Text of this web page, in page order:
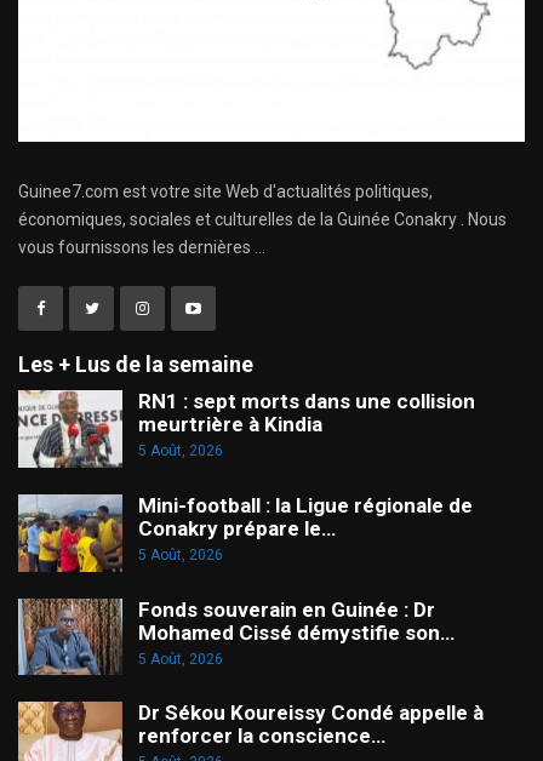
Guinee7.com est votre site Web d'actualités politiques,
économiques, sociales et culturelles de la Guinée Conakry . Nous
vous fournissons les dernières ...
Les + Lus de la semaine
RN1 : sept morts dans une collision
meurtrière à Kindia
5 Août, 2026
Mini-football : la Ligue régionale de
Conakry prépare le…
5 Août, 2026
Fonds souverain en Guinée : Dr
Mohamed Cissé démystifie son…
5 Août, 2026
Dr Sékou Koureissy Condé appelle à
renforcer la conscience…